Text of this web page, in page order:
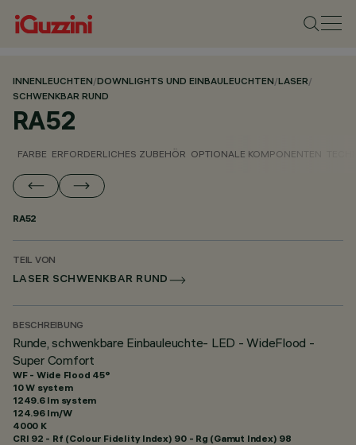
INNENLEUCHTEN/DOWNLIGHTS UND EINBAULEUCHTEN/LASER/
SCHWENKBAR RUND
RA52
FARBE ERFORDERLICHES ZUBEHÖR OPTIONALE KOMPONENTEN
RA52
TEIL VON
LASER SCHWENKBAR RUND
BESCHREIBUNG
Runde, schwenkbare Einbauleuchte- LED - WideFlood -
Super Comfort
WF - Wide Flood 45°
10 W system
1249.6 lm system
124.96 lm/W
4000 K
CRI 92 - Rf (Colour Fidelity Index) 90 - Rg (Gamut Index) 98